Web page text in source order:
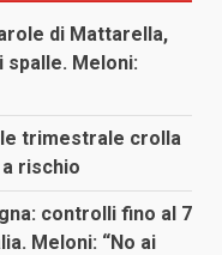
di Mattarella,
Meloni:
trimestrale crolla
rischio
controlli fino al 7
Meloni: “No ai